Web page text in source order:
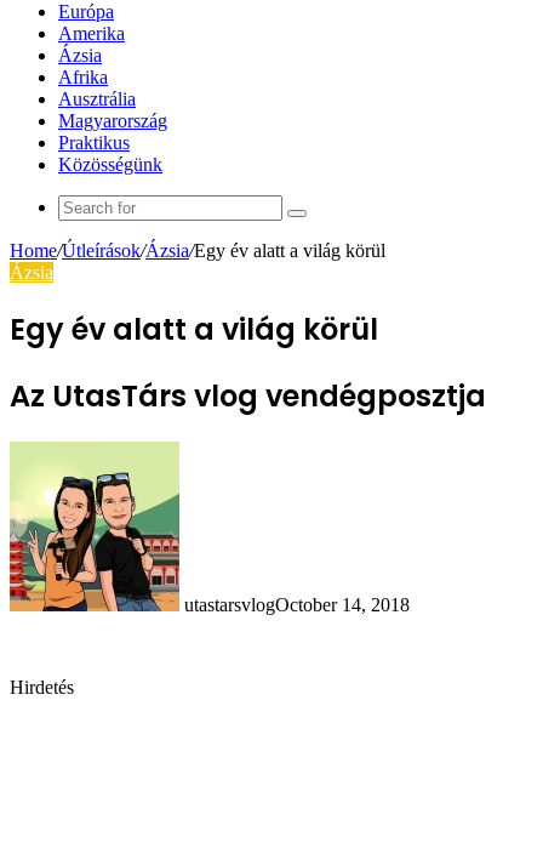
Európa
Amerika
Ázsia
Afrika
Ausztrália
Magyarország
Praktikus
Közösségünk
Search
Home/Útleírások/Ázsia/Egy év alatt a világ körül
Ázsia
Egy év alatt a világ körül
Az UtasTárs vlog vendégposztja
utastarsvlogOctober 14, 2018
Hirdetés